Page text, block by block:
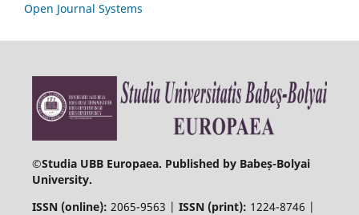
Open Journal Systems
©Studia UBB Europaea. Published by Babeș-Bolyai
University.
ISSN (online): 2065-9563 | ISSN (print): 1224-8746 |